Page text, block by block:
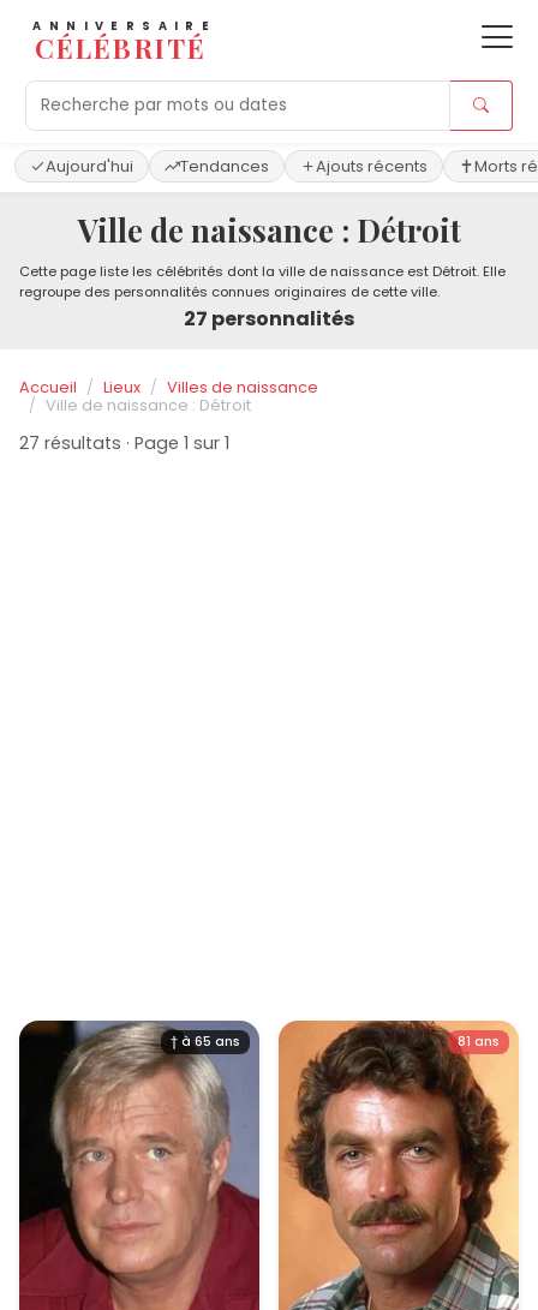
ANNIVERSAIRE
CÉLÉBRITÉ
Aujourd'hui Tendances Ajouts récents Morts
Ville de naissance : Détroit
Cette page liste les célébrités dont la ville de naissance est Détroit. Elle
regroupe des personnalités connues originaires de cette ville.
27 personnalités
Accueil Lieux
Villes de naissance
Ville de naissance : Détroit
27 résultats · Page 1 sur 1
† à 65 ans 81 ans